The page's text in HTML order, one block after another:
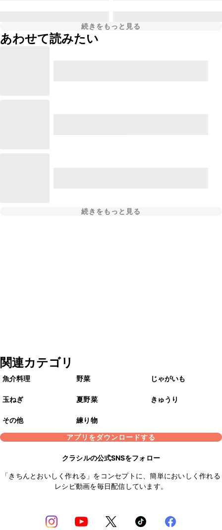
続きをもっと見る
あわせて読みたい
続きをもっと見る
関連カテゴリ
魚介料理 野菜 じゃがいも
玉ねぎ 夏野菜 きゅうり
その他
練り物
アプリをダウンロードする
クラシルの公式SNSをフォロー
「きちんとおいしく作れる」をコンセプトに、簡単においしく作れる
レシピ動画を毎日配信しています。